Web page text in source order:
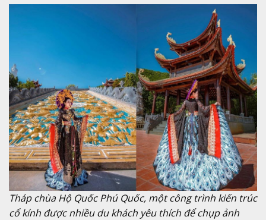
Tháp chùa Hộ Quốc Phú Quốc, một công trình kiến trúc
cổ kính được nhiều du khách yêu thích để chụp ảnh